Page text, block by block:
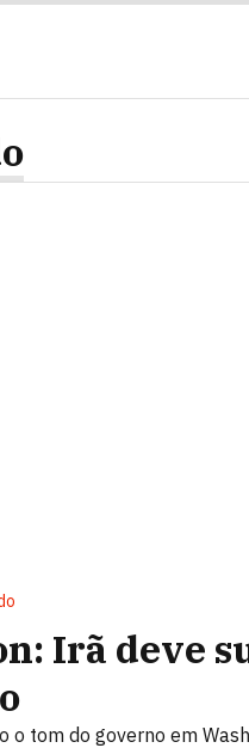
Irã deve
o tom do governo em